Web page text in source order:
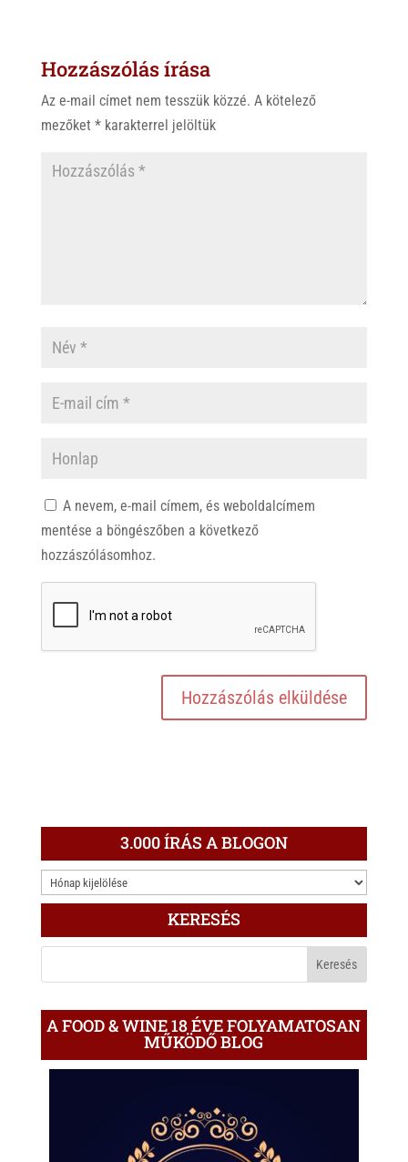
Hozzászólás írása
Az e-mail címet nem tesszük közzé. A kötelező
mezőket *karakterrel jelöltük
A nevem, e-mail címem, és weboldalcímem
mentése a böngészőben a következő
hozzászólásomhoz.
3.000 ÍRÁS A BLOGON
3.000
ÍRÁS
KERESÉS
A FOOD & WINE 18 ÉVE FOLYAMATOSAN
MŰKÖDŐ BLOG